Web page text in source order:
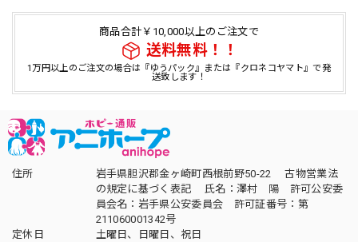
商品合計￥10,000以上のご注文で
送料無料！！
1万円以上のご注文の場合は『ゆうパック』または『クロネコヤマト』で発
送致します！
住所
岩手県胆沢郡金ヶ崎町西根前野50-22 古物営業法
の規定に基づく表記 氏名：澤村 陽 許可公安委
員会名：岩手県公安委員会 許可証番号：第
211060001342号
定休日
土曜日、日曜日、祝日